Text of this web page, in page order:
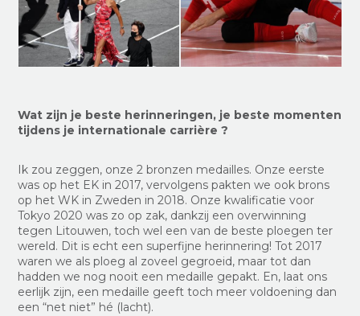
Wat zijn je beste herinneringen, je beste momenten
tijdens je internationale carrière ?
Ik zou zeggen, onze 2 bronzen medailles. Onze eerste
was op het EK in 2017, vervolgens pakten we ook brons
op het WK in Zweden in 2018. Onze kwalificatie voor
Tokyo 2020 was zo op zak, dankzij een overwinning
tegen Litouwen, toch wel een van de beste ploegen ter
wereld. Dit is echt een superfijne herinnering! Tot 2017
waren we als ploeg al zoveel gegroeid, maar tot dan
hadden we nog nooit een medaille gepakt. En, laat ons
eerlijk zijn, een medaille geeft toch meer voldoening dan
een “net niet” hé (lacht).